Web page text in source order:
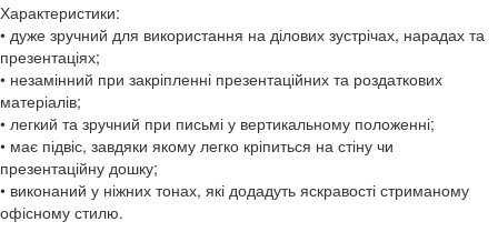
Характеристики:
• дуже зручний для використання на ділових зустрічах, нарадах та
презентаціях;
• незамінний при закріпленні презентаційних та роздаткових
матеріалів;
• легкий та зручний при письмі у вертикальному положенні;
• має підвіс, завдяки якому легко кріпиться на стіну чи
презентаційну дошку;
• виконаний у ніжних тонах, які додадуть яскравості стриманому
офісному стилю.